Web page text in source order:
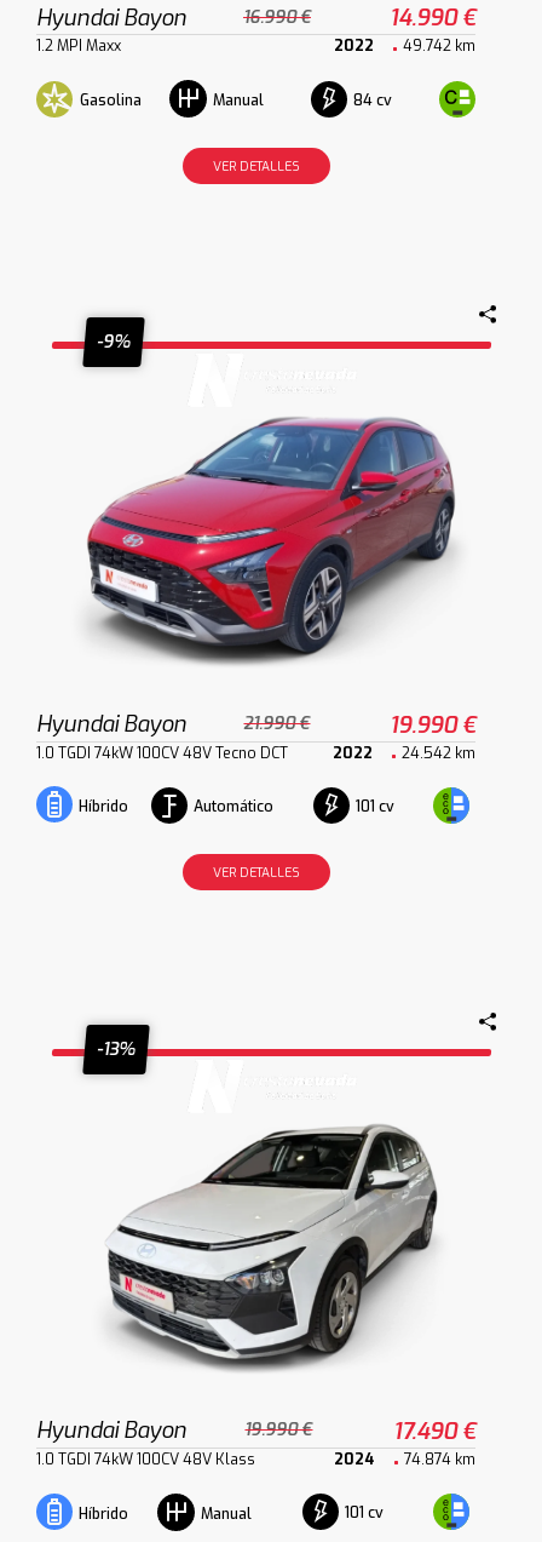
Hyundai Bayon 16.990 € 14.990 €
1.2 MPI Maxx 2022 49.742 km
Gasolina Manual 84 cv
VER DETALLES
-9%
Hyundai Bayon 21.990 € 19.990 €
1.0 TGDI 74kW 100CV 48V Tecno DCT 2022 24.542 km
Híbrido Automático 101 cv
VER DETALLES
-13%
Hyundai Bayon 19.990 € 17.490 €
1.0 TGDI 74kW 100CV 48V Klass 2024 74.874 km
Híbrido Manual 101 cv